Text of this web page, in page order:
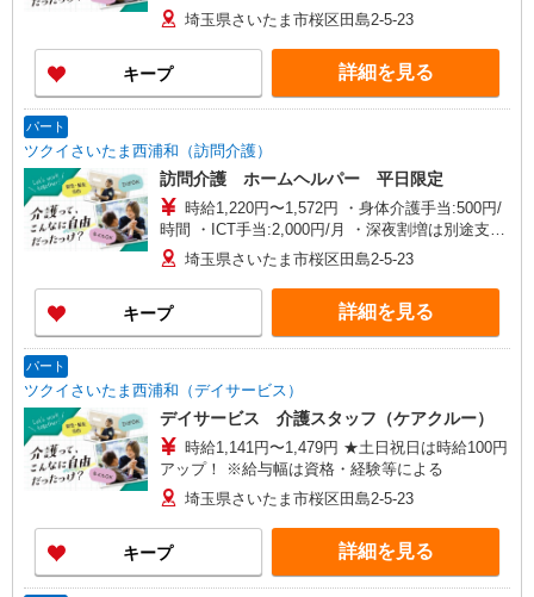
当:2,000円/月 ・深夜割増は別途支給 ・ケア→ケ
アの移動時間も賃金（時給）を支給 ・特定事業所
加算手当:60円/時間 ※給与幅は資格・経験等によ
る
埼玉県さいたま市桜区田島2-5-23
キープ 詳細を見る
パート
ツクイさいたま西浦和（訪問介護）
訪問介護 ホームヘルパー 平日限定
時給1,220円〜1,572円 ・身体介護手当:500円/
時間 ・ICT手当:2,000円/月 ・深夜割増は別途支給
・ケア→ケアの移動時間も賃金（時給）を支給 ・
特定事業所加算手当:60円/時間 ※給与幅は資格・
経験等による
埼玉県さいたま市桜区田島2-5-23
キープ 詳細を見る
パート
ツクイさいたま西浦和（デイサービス）
デイサービス 介護スタッフ（ケアクルー）
時給1,141円〜1,479円 ★土日祝日は時給100円
アップ！ ※給与幅は資格・経験等による
埼玉県さいたま市桜区田島2-5-23
キープ 詳細を見る